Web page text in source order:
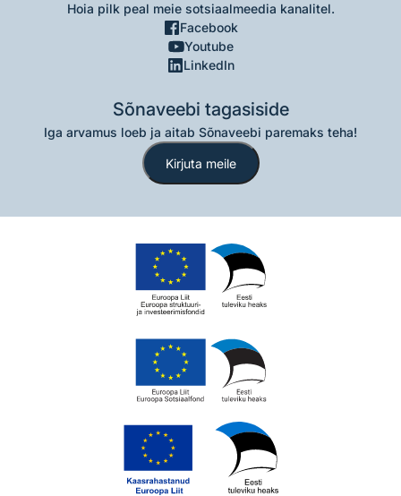
Hoia pilk peal meie sotsiaalmeedia kanalitel.
Facebook
Youtube
LinkedIn
Sõnaveebi tagasiside
Iga arvamus loeb ja aitab Sõnaveebi paremaks teha!
Kirjuta meile